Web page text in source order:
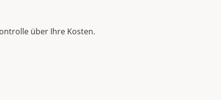
über Ihre Kosten.